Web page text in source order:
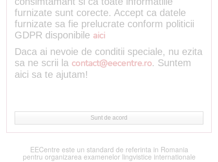
furnizate sunt corecte. Accept ca datele
furnizate sa fie prelucrate conform politicii
GDPR disponibile aici
Daca ai nevoie de conditii speciale, nu ezita
sa ne scrii la contact@eecentre.ro. Suntem
aici sa te ajutam!
Sunt de acord
EECentre este un standard de referinta in Romania
pentru organizarea examenelor lingvistice internationale